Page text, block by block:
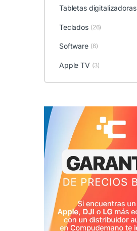
Tabletas digitalizadoras
Teclados (26)
Software (6)
Apple TV (3)